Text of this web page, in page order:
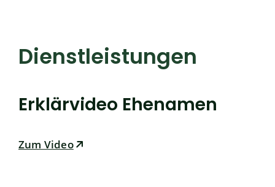
Dienstleistungen
Erklärvideo Ehenamen
Zum Video